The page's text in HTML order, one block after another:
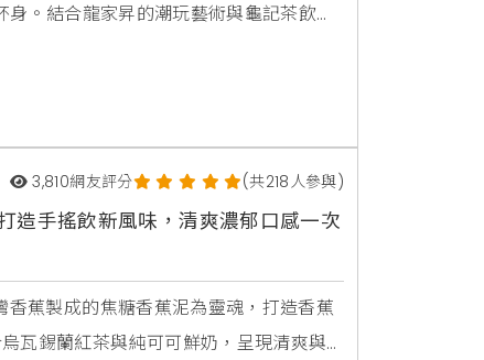
。結合龍家昇的潮玩藝術與龜記茶飲體
3,810網友評分 (共218人參與)
造手搖飲新風味，清爽濃郁口感一次
蕉製成的焦糖香蕉泥為靈魂，打造香蕉
瓦錫蘭紅茶與純可可鮮奶，呈現清爽與